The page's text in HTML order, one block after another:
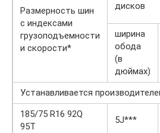
Размерность шин
с индексами
грузоподъемности
и скорости*
дисков
ширина
обода
(в
дюймах)
Устанавливается
185/75 R16 92Q
95T
5J***